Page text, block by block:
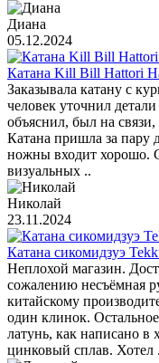
Диана
05.12.2024
Катана Kill Bill Hattori
Заказывала катану с
человек уточнил
объяснил, был на
Катана пришла за пару
ножны входит хорошо.
визуальных ..
Николай
23.11.2024
Катана сикомидзуэ
Неплохой магазин.
сожалению несъёмная
китайскому
один клинок.
латунь, как написано в
цинковый сплав. Хотел